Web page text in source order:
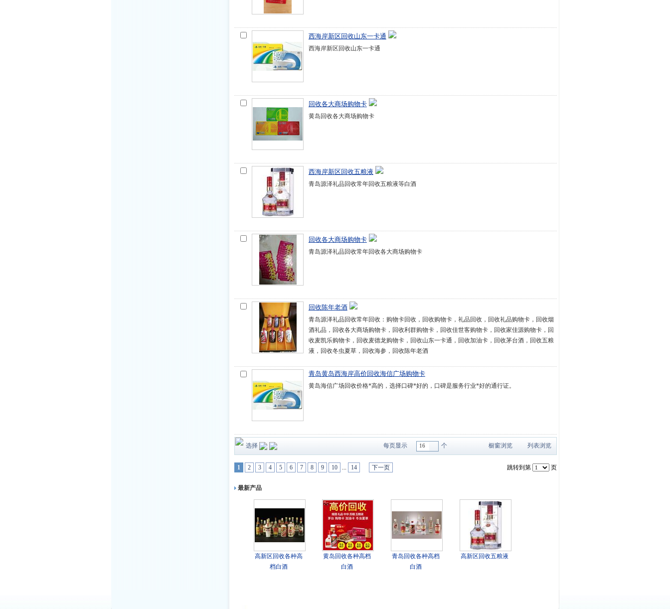
西海岸新区回收山东一卡通
西海岸新区回收山东一卡通
回收各大商场购物卡
黄岛回收各大商场购物卡
西海岸新区回收五粮液
青岛源泽礼品回收常年回收五粮液等白酒
回收各大商场购物卡
青岛源泽礼品回收常年回收各大商场购物卡
回收陈年老酒
青岛源泽礼品回收常年回收：购物卡回收，回收购物卡，礼品回收，回收礼品购物卡，回收烟
酒礼品，回收各大商场购物卡，回收利群购物卡，回收佳世客购物卡，回收家佳源购物卡，回
收麦凯乐购物卡，回收麦德龙购物卡，回收山东一卡通，回收加油卡，回收茅台酒，回收五粮
液，回收冬虫夏草，回收海参，回收陈年老酒
青岛黄岛西海岸高价回收海信广场购物卡
黄岛海信广场回收价格*高的，选择口碑*好的，口碑是服务行业*好的通行证。
选择 每页显示 16 个 橱窗浏览 列表浏览
跳转到第 页
1 2 3 4 5 6 7 8 9 10 ... 14 下一页
最新产品
高新区回收各种高
档白酒
黄岛回收各种高档
白酒
青岛回收各种高档
白酒
高新区回收五粮液